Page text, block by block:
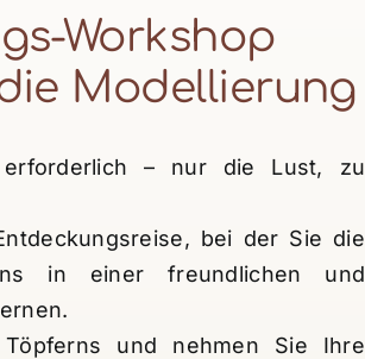
Workshop
Modellierung
– nur die Lust, zu
bei der Sie die
in einer freundlichen und
und nehmen Sie Ihre